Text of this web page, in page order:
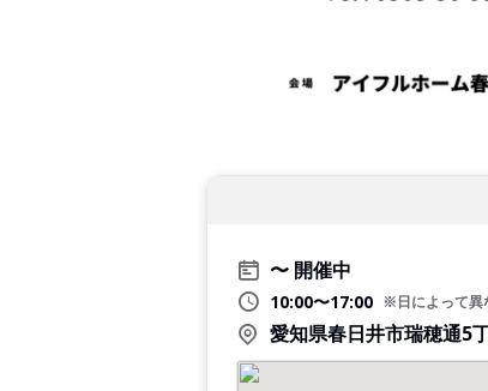
開催中
10:00〜17:00 ※日によって異
愛知県春日井市瑞穂通5